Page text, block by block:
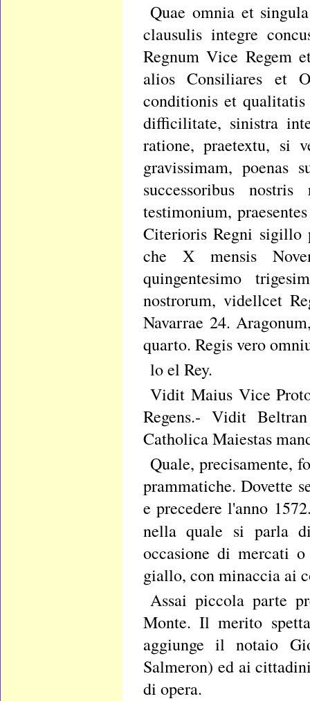
Quae omnia et
clausulis integre
Regnum Vice Regem
alios Consiliares et
conditionis et
difficilitate, sinistra
ratione, praetextu, si
gravissimam, poenas
successoribus
testimonium,
Citerioris Regni sigillo
che X mensis
quingentesimo
nostrorum, videllcet
Navarrae 24.
quarto. Regis vero
lo el Rey.
Vidit Maius Vice
Regens.- Vidit
Catholica Maiestas
Quale, precisamente,
prammatiche. Dovette
e precedere l'anno
nella quale si parla
occasione di mercati
giallo, con minaccia ai
Assai piccola parte
Monte. Il merito
aggiunge il notaio
Salmeron) ed ai
di opera.